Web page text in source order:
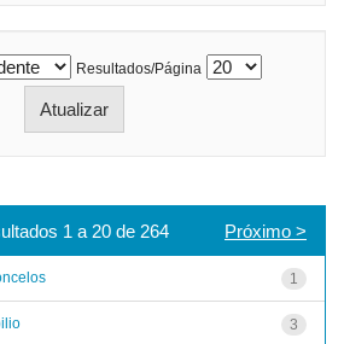
Resultados/Página
1 a 20 de 264 Próximo >
1
3